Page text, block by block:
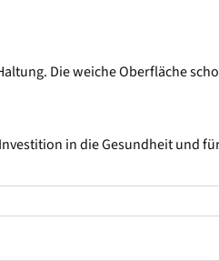
Die weiche Oberfläche
in die Gesundheit und